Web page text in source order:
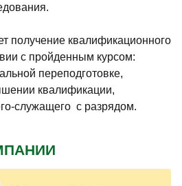
получение квалификационного
с пройденным курсом:
переподготовке,
квалификации,
служащего с разрядом.